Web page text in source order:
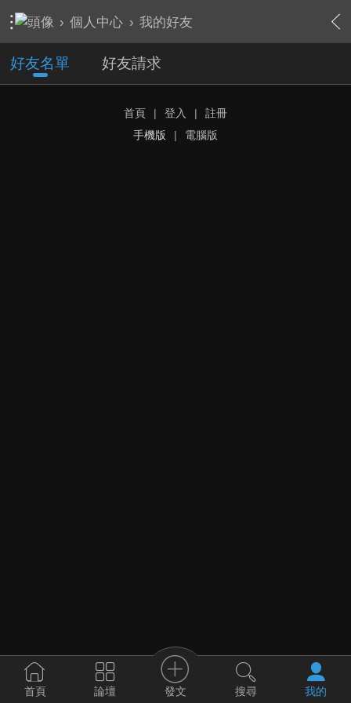
› 個人中心 › 我的好友
好友名單 好友請求
首頁 | 登入 |
註冊
手機版
| 電腦版
首頁 論壇 發文 搜尋 我的